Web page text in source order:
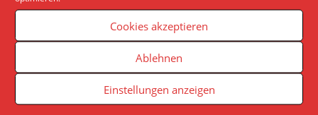
Cookies akzeptieren
Ablehnen
Einstellungen anzeigen
Reporting